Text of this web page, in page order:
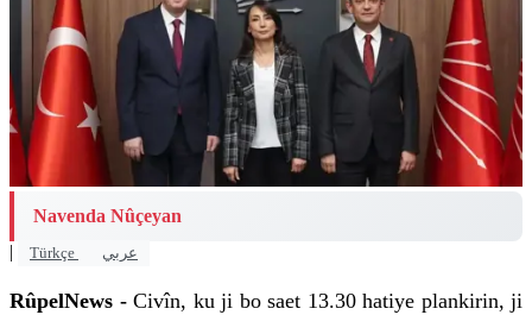
Navenda Nûçeyan
|
Türkçe عربي
RûpelNews -Civîn, ku ji bo saet 13.30 hatiye plankirin, ji